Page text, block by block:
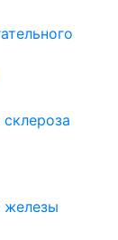
железы